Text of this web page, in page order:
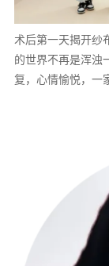
术后第一天揭开纱
的世界不再是浑浊
复，心情愉悦，一